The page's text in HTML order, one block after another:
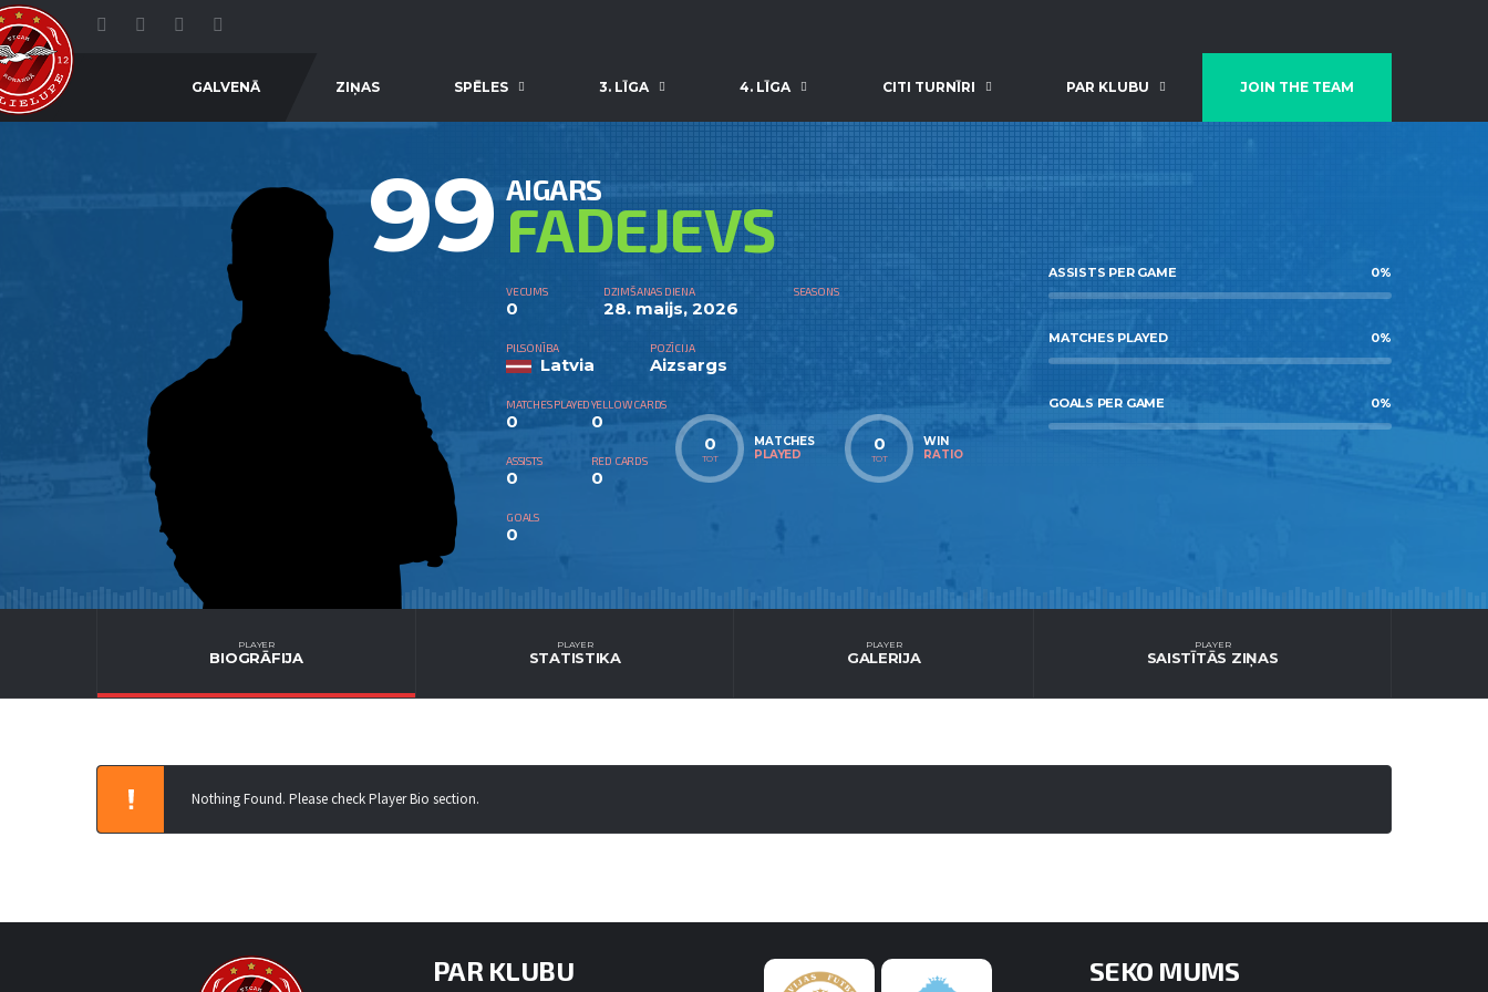
GALVENĀ ZIŅAS SPĒLES 3. LĪGA 4. LĪGA CITI TURNĪRI PAR KLUBU JOIN THE TEAM
99 AIGARS
FADEJEVS
VECUMS
0
DZIMŠANAS DIENA
28. maijs, 2026
SEASONS
PILSONĪBA
Latvia
POZĪCIJA
Aizsargs
MATCHES PLAYED
0
YELLOW CARDS
0
ASSISTS
0
RED CARDS
0
GOALS
0
0
TOT
MATCHES
PLAYED
0
TOT
WIN
RATIO
ASSISTS PER GAME 0%
MATCHES PLAYED 0%
GOALS PER GAME 0%
PLAYER
BIOGRĀFIJA
PLAYER
STATISTIKA
PLAYER
GALERIJA
PLAYER
SAISTĪTĀS ZIŅAS
Nothing Found. Please check Player Bio section.
PAR KLUBU SEKO MUMS